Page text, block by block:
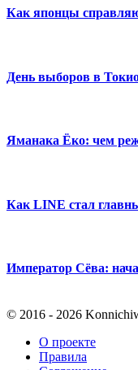
Как японцы
День выборов в
Яманака Ёко: чем
Как LINE стал
Император Сёва:
© 2016 - 2026
О проекте
Правила